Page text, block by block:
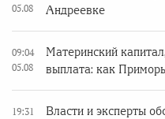
05.08
Андреевке
09:04
05.08
Материнский
выплата: как
19:31
Власти и эксперты